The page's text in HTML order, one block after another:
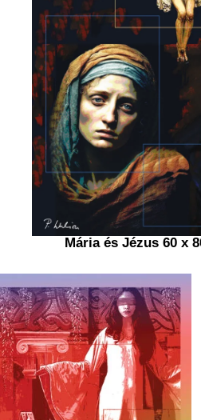
Mária és Jézus 60 x